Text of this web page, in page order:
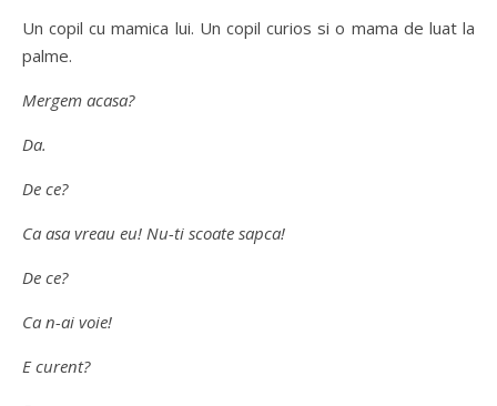
Un copil cu mamica lui. Un copil curios si o mama de luat la
palme.
Mergem acasa?
Da.
De ce?
Ca asa vreau eu! Nu-ti scoate sapca!
De ce?
Ca n-ai voie!
E curent?